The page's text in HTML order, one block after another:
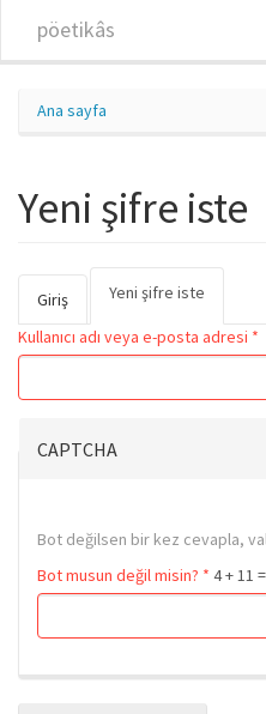
pöetikâs
Ana sayfa
Yeni şifre iste
Birincil sekmeler
Giriş Yeni şifre iste
Kullanıcı adı veya e-posta adresi *
CAPTCHA
Bot değilsen bir kez cevapla,
Bot musun değil misin? * 4 + 11 =